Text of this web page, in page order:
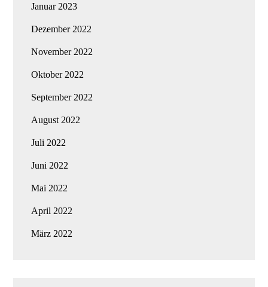
Januar 2023
Dezember 2022
November 2022
Oktober 2022
September 2022
August 2022
Juli 2022
Juni 2022
Mai 2022
April 2022
März 2022